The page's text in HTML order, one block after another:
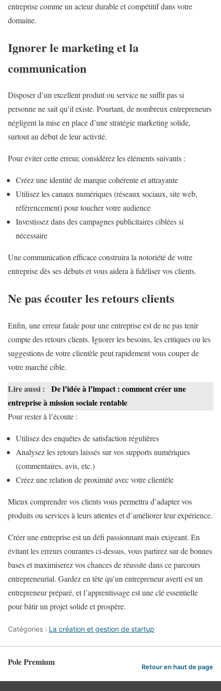
entreprise comme un acteur durable et compétitif dans votre
domaine.
Ignorer le marketing et la
communication
Disposer d’un excellent produit ou service ne suffit pas si
personne ne sait qu’il existe. Pourtant, de nombreux entrepreneurs
négligent la mise en place d’une stratégie marketing solide,
surtout au début de leur activité.
Pour éviter cette erreur, considérez les éléments suivants :
Créez une identité de marque cohérente et attrayante
Utilisez les canaux numériques (réseaux sociaux, site web,
référencement) pour toucher votre audience
Investissez dans des campagnes publicitaires ciblées si
nécessaire
Une communication efficace construira la notoriété de votre
entreprise dès ses débuts et vous aidera à fidéliser vos clients.
Ne pas écouter les retours clients
Enfin, une erreur fatale pour une entreprise est de ne pas tenir
compte des retours clients. Ignorer les besoins, les critiques ou les
suggestions de votre clientèle peut rapidement vous couper de
votre marché cible.
Lire aussi :
De l’idée à l’impact : comment créer une
entreprise à mission sociale rentable
Pour rester à l’écoute :
Utilisez des enquêtes de satisfaction régulières
Analysez les retours laissés sur vos supports numériques
(commentaires, avis, etc.)
Créez une relation de proximité avec votre clientèle
Mieux comprendre vos clients vous permettra d’adapter vos
produits ou services à leurs attentes et d’améliorer leur expérience.
Créer une entreprise est un défi passionnant mais exigeant. En
évitant les erreurs courantes ci-dessus, vous partirez sur de bonnes
bases et maximiserez vos chances de réussite dans ce parcours
entrepreneurial. Gardez en tête qu’un entrepreneur averti est un
entrepreneur préparé, et l’apprentissage est une clé essentielle
pour bâtir un projet solide et prospère.
Catégories : La création et gestion de startup
Pole Premium Retour en haut de page